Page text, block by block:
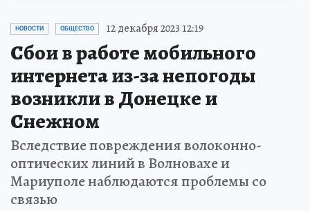
НОВОСТИ ОБЩЕСТВО 12 декабря 2023 12:19
Сбои в работе мобильного
интернета из-за непогоды
возникли в Донецке и
Снежном
Вследствие повреждения волоконно-
оптических линий в Волновахе и
Мариуполе наблюдаются проблемы со
связью